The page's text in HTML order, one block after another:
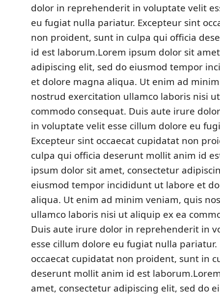
dolor in reprehenderit in voluptate velit
eu fugiat nulla pariatur. Excepteur sint
non proident, sunt in culpa qui officia
id est laborum.Lorem ipsum dolor sit
adipiscing elit, sed do eiusmod tempor
et dolore magna aliqua. Ut enim ad
nostrud exercitation ullamco laboris nisi
commodo consequat. Duis aute irure
in voluptate velit esse cillum dolore eu
Excepteur sint occaecat cupidatat non
culpa qui officia deserunt mollit anim id
ipsum dolor sit amet, consectetur
eiusmod tempor incididunt ut labore et
aliqua. Ut enim ad minim veniam, quis
ullamco laboris nisi ut aliquip ex ea
Duis aute irure dolor in reprehenderit in
esse cillum dolore eu fugiat nulla pariatur.
occaecat cupidatat non proident, sunt in
deserunt mollit anim id est
amet, consectetur adipiscing elit, sed do